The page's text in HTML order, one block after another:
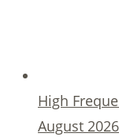
High
August 2026